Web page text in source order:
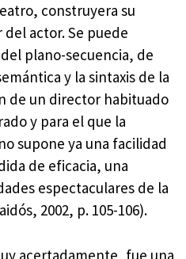
construyera su
actor. Se puede
plano-secuencia, de
y la sintaxis de la
de un director habituado
y para el que la
supone ya una facilidad
de eficacia, una
espectaculares de la
2002, p. 105-106).
acertadamente, fue una